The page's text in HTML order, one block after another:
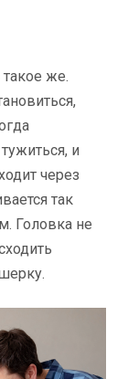
же.
и
через
так
Головка не